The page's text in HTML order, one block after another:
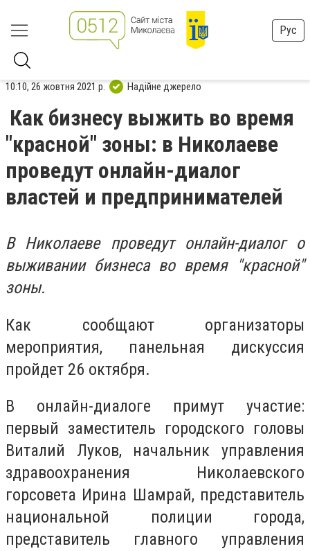
Рус
10:10, 26 жовтня 2021 р. Надійне джерело
Как бизнесу выжить во время
"красной" зоны: в Николаеве
проведут онлайн-диалог
властей и предпринимателей
В Николаеве проведут онлайн-диалог о
выживании бизнеса во время "красной"
зоны.
Как сообщают организаторы
мероприятия, панельная дискуссия
пройдет 26 октября.
В онлайн-диалоге примут участие:
первый заместитель городского головы
Виталий Луков, начальник управления
здравоохранения Николаевского
горсовета Ирина Шамрай, представитель
национальной полиции города,
представитель главного управления